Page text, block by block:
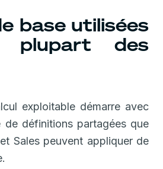
base utilisées
plupart des
exploitable démarre avec
de définitions partagées que
Sales peuvent appliquer de